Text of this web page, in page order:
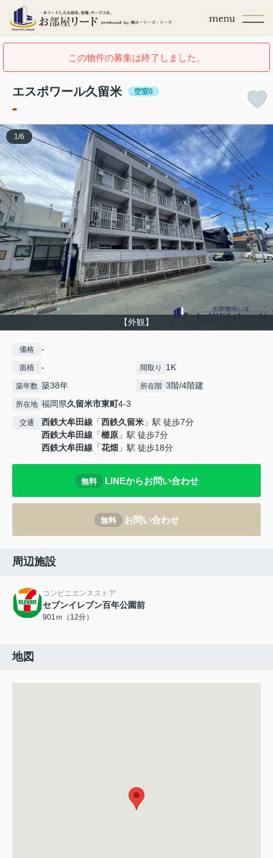
この物件の募集は終了しました。
エスポワール久留米 空室0
-
【外観】
1 /6
価格 -
面積 - 間取り 1K
築年数 築38年 所在階 3階/4階建
所在地 福岡県久留米市東町4-3
交通 西鉄大牟田線 「西鉄久留米 」駅 徒歩7分
西鉄大牟田線 「櫛原 」駅 徒歩7分
西鉄大牟田線 「花畑 」駅 徒歩18分
無料 LINEからお問い合わせ
無料 お問い合わせ
周辺施設
コンビニエンスストア
セブンイレブン百年公園前
901ｍ（12分）
地図